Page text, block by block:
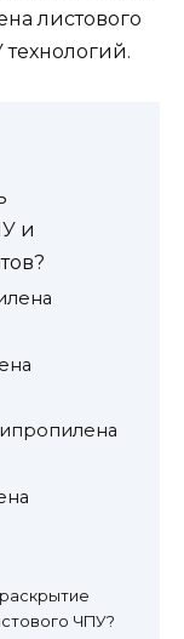
листового
и
ЧПУ?